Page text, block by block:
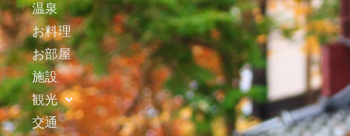
温泉
お料理
お部屋
施設
観光
交通